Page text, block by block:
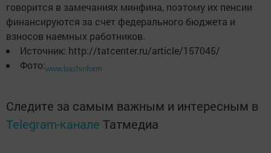
говорится в замечаниях минфина, поэтому их пенсии
финансируются за счет федерального бюджета и
взносов наемных работников.
Источник: http://tatcenter.ru/article/157045/
Фото:www.bashinform
Следите за самым важным и интересным в
Telegram-канале Татмедиа